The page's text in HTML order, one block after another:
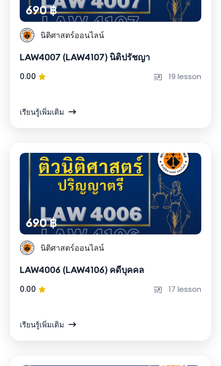
690 ฿
นิติศาสตร์ออนไลน์
LAW4007 (LAW4107) นิติปรัชญา
0.00 19 lesson
เรียนรู้เพิ่มเติม
690 ฿
นิติศาสตร์ออนไลน์
LAW4006 (LAW4106) คดีบุคคล
0.00 17 lesson
เรียนรู้เพิ่มเติม